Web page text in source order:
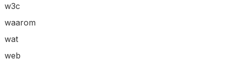
w3c
waarom
wat
web